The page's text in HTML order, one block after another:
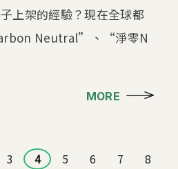
上架的經驗？現在全球都
Neutral”、“淨零N
MORE
3 4 5 6 7
8